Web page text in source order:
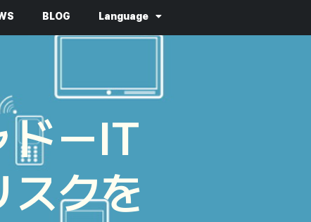
BLOG Language
ドーIT
クを